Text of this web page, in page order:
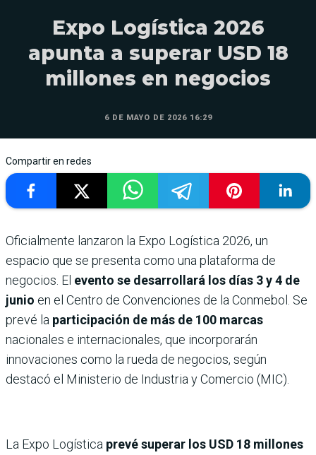
Expo Logística 2026
apunta a superar USD 18
millones en negocios
6 DE MAYO DE 2026 16:29
Compartir en redes
Oficialmente lanzaron la Expo Logística 2026, un
espacio que se presenta como una plataforma de
negocios. El evento se desarrollará los días 3 y 4 de
junio en el Centro de Convenciones de la Conmebol. Se
prevé la participación de más de 100 marcas
nacionales e internacionales, que incorporarán
innovaciones como la rueda de negocios, según
destacó el Ministerio de Industria y Comercio (MIC).
La Expo Logística prevé superar los USD 18 millones